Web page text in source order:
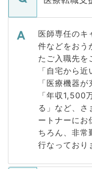
医師専任のキ
件などをおう
たご入職先を
「自宅から
「医療機器
「年収1,500
る」など、さ
ートナーにお
ちろん、非常
行なっており